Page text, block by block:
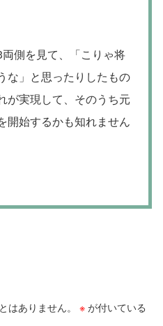
側を見て、「こりゃ将
な」と思ったりしたもの
が実現して、そのうち元
開始するかも知れません
はありません。 ※が付いている